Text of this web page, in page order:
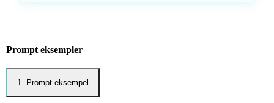
Prompt eksempler
1. Prompt eksempel